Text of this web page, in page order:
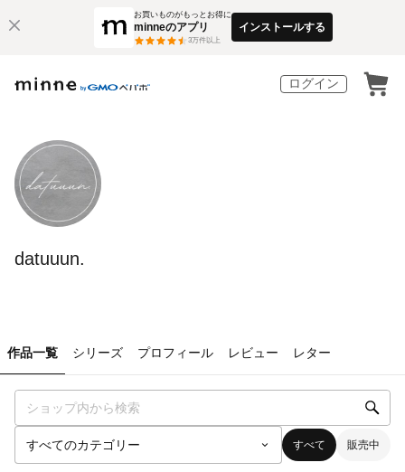
お買いものがもっとお得に
minneのアプリ
3万件以上
インストールする
ログイン
datuuun.
作品一覧 シリーズ プロフィール レビュー レター
すべて 販売中